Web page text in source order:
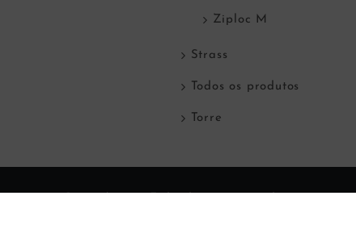
Ziploc M
Strass
Todos os produtos
Torre